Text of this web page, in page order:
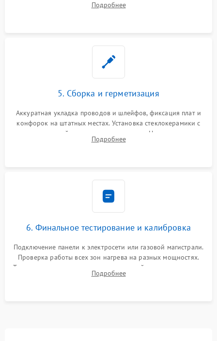
дорожек. Очистка контактов и замена поврежденной
Подробнее
5. Сборка и герметизация
Аккуратная укладка проводов и шлейфов, фиксация плат и
конфорок на штатных местах. Установка стеклокерамики с
проверкой равномерности зазоров. Нанесение
термостойкого герметика или укладка уплотнительной
Подробнее
6. Финальное тестирование и калибровка
Подключение панели к электросети или газовой магистрали.
Проверка работы всех зон нагрева на разных мощностях.
Тестирование сенсорного управления, таймера, индикаторов
остаточного тепла и систем защиты от перегрева.
Подробнее